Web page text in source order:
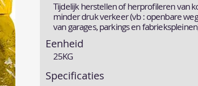
Tijdelijk herstellen of herprofileren van
minder druk verkeer (vb : openbare
van garages, parkings en
Eenheid
25KG
Specificaties